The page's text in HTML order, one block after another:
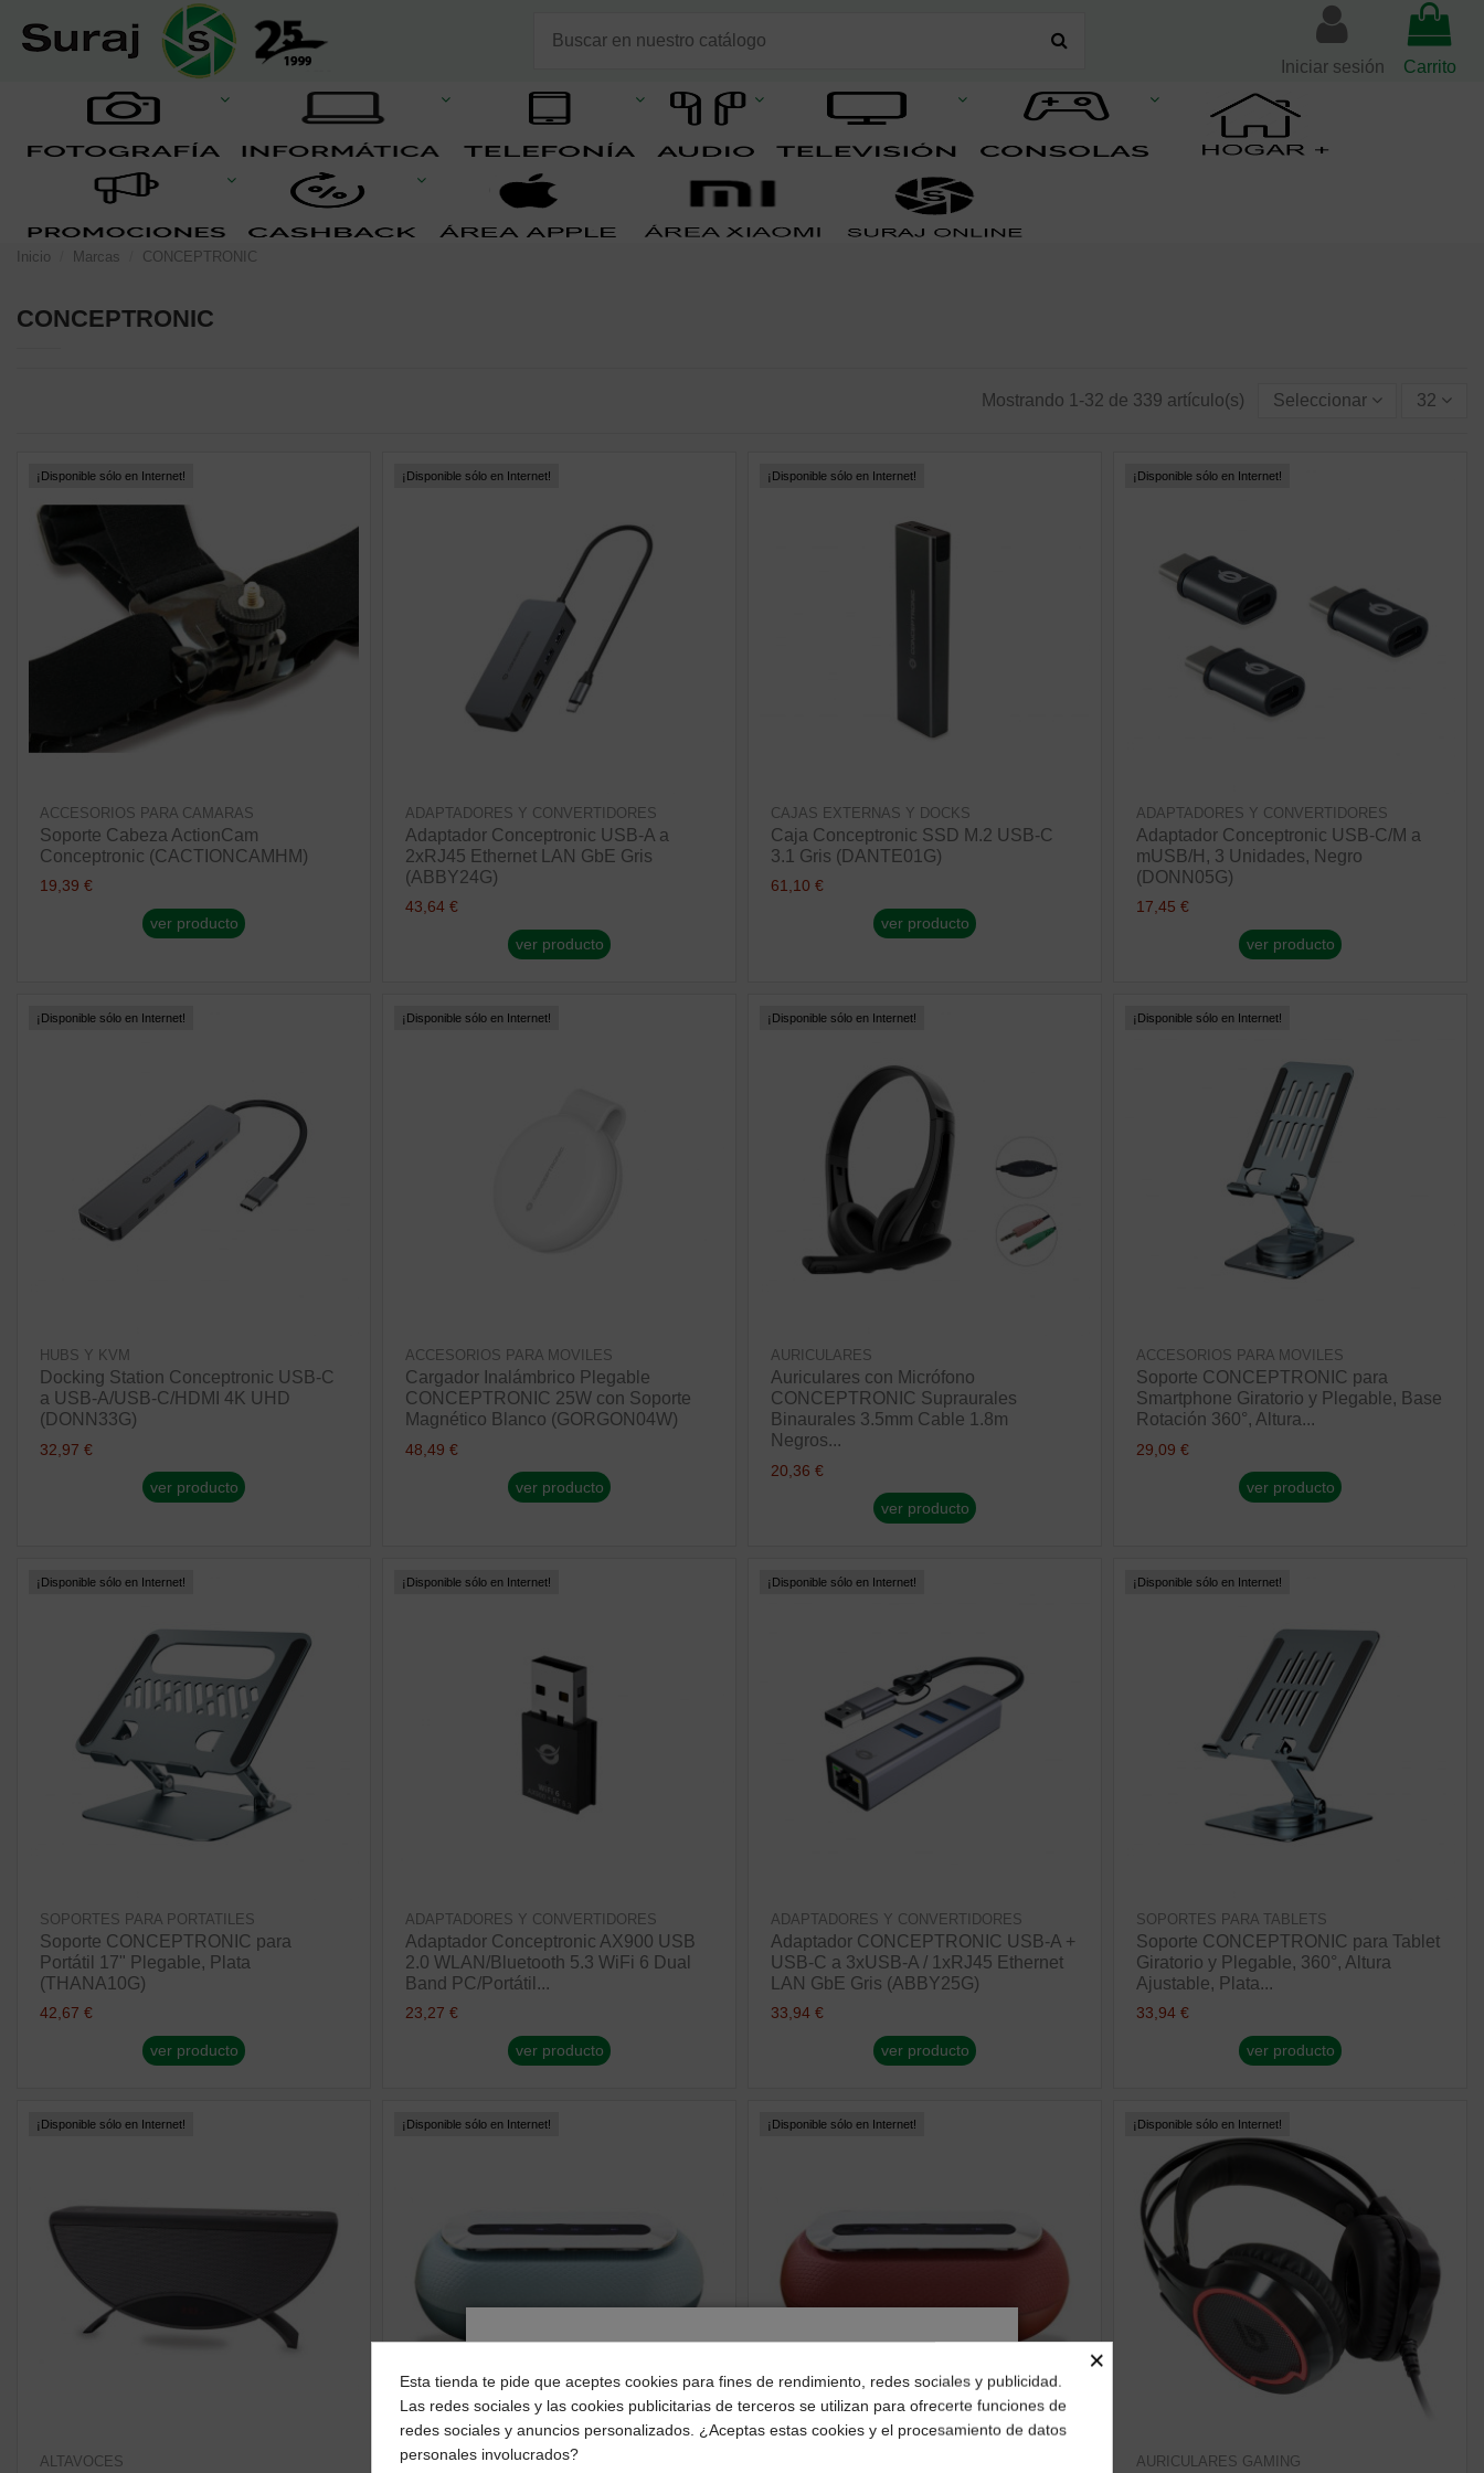
Iniciar sesión Carrito
Inicio Marcas CONCEPTRONIC
CONCEPTRONIC
Mostrando 1-32 de 339 artículo(s) Seleccionar 32
¡Disponible sólo en Internet!
ACCESORIOS PARA CAMARAS
Soporte Cabeza ActionCam
Conceptronic (CACTIONCAMHM)
19,39 €
ver producto
¡Disponible sólo en Internet!
ADAPTADORES Y CONVERTIDORES
Adaptador Conceptronic USB-A a
2xRJ45 Ethernet LAN GbE Gris
(ABBY24G)
43,64 €
ver producto
¡Disponible sólo en Internet!
CAJAS EXTERNAS Y DOCKS
Caja Conceptronic SSD M.2 USB-C
3.1 Gris (DANTE01G)
61,10 €
ver producto
¡Disponible sólo en Internet!
ADAPTADORES Y CONVERTIDORES
Adaptador Conceptronic USB-C/M a
mUSB/H, 3 Unidades, Negro
(DONN05G)
17,45 €
ver producto
¡Disponible sólo en Internet!
HUBS Y KVM
Docking Station Conceptronic USB-C
a USB-A/USB-C/HDMI 4K UHD
(DONN33G)
32,97 €
ver producto
¡Disponible sólo en Internet!
ACCESORIOS PARA MOVILES
Cargador Inalámbrico Plegable
CONCEPTRONIC 25W con Soporte
Magnético Blanco (GORGON04W)
48,49 €
ver producto
¡Disponible sólo en Internet!
AURICULARES
Auriculares con Micrófono
CONCEPTRONIC Supraurales
Binaurales 3.5mm Cable 1.8m
Negros...
20,36 €
ver producto
¡Disponible sólo en Internet!
ACCESORIOS PARA MOVILES
Soporte CONCEPTRONIC para
Smartphone Giratorio y Plegable, Base
Rotación 360°, Altura...
29,09 €
ver producto
¡Disponible sólo en Internet!
SOPORTES PARA PORTATILES
Soporte CONCEPTRONIC para
Portátil 17" Plegable, Plata
(THANA10G)
42,67 €
ver producto
¡Disponible sólo en Internet!
ADAPTADORES Y CONVERTIDORES
Adaptador Conceptronic AX900 USB
2.0 WLAN/Bluetooth 5.3 WiFi 6 Dual
Band PC/Portátil...
23,27 €
ver producto
¡Disponible sólo en Internet!
ADAPTADORES Y CONVERTIDORES
Adaptador CONCEPTRONIC USB-A +
USB-C a 3xUSB-A / 1xRJ45 Ethernet
LAN GbE Gris (ABBY25G)
33,94 €
ver producto
¡Disponible sólo en Internet!
SOPORTES PARA TABLETS
Soporte CONCEPTRONIC para Tablet
Giratorio y Plegable, 360°, Altura
Ajustable, Plata...
33,94 €
ver producto
¡Disponible sólo en Internet!
ALTAVOCES
¡Disponible sólo en Internet!
ALTAVOCES
¡Disponible sólo en Internet! ¡Disponible sólo en Internet!
AURICULARES GAMING
¿Dónde deseas recibir tu pedido?
Selecciona tu ubicación para mostrarte los precios e
impuestos correctos para tu región.
×
Esta tienda te pide que aceptes cookies para fines de rendimiento, redes sociales y publicidad.
Las redes sociales y las cookies publicitarias de terceros se utilizan para ofrecerte funciones de
redes sociales y anuncios personalizados. ¿Aceptas estas cookies y el procesamiento de datos
personales involucrados?